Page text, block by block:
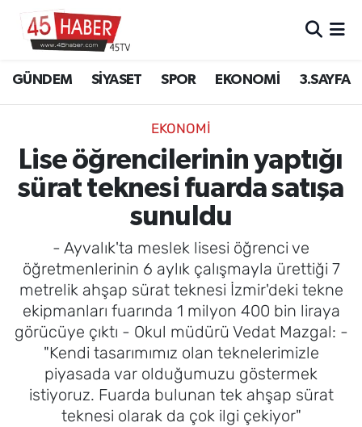
GÜNDEM SİYASET SPOR EKONOMİ 3.SAYFA
EKONOMİ
Lise öğrencilerinin yaptığı
sürat teknesi fuarda satışa
sunuldu
- Ayvalık'ta meslek lisesi öğrenci ve
öğretmenlerinin 6 aylık çalışmayla ürettiği 7
metrelik ahşap sürat teknesi İzmir'deki tekne
ekipmanları fuarında 1 milyon 400 bin liraya
görücüye çıktı - Okul müdürü Vedat Mazgal: -
"Kendi tasarımımız olan teknelerimizle
piyasada var olduğumuzu göstermek
istiyoruz. Fuarda bulunan tek ahşap sürat
teknesi olarak da çok ilgi çekiyor"
SİYASET
EKONOMİ
EĞİTİM
SAĞLIK
YAŞAM
MAGAZİN
Manisa Hava Durumu
Manisa Namaz Vakitleri
Manisa Trafik Yoğunluk Haritası
Süper Lig Puan Durumu ve Fikstür
Tüm Manşetler
Son Dakika Haberleri
Haber Arşivi